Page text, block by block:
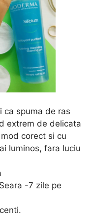
ca spuma de ras
extrem de delicata
corect si cu
luminos, fara luciu
-7 zile pe